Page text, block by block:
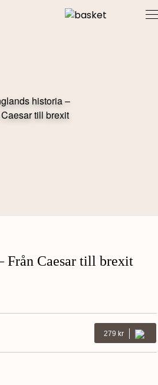
Från Caesar till brexit
279 Kr